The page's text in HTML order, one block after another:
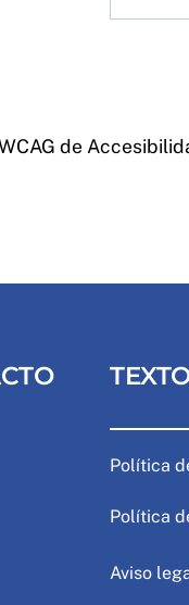
de
Política
Política
Aviso